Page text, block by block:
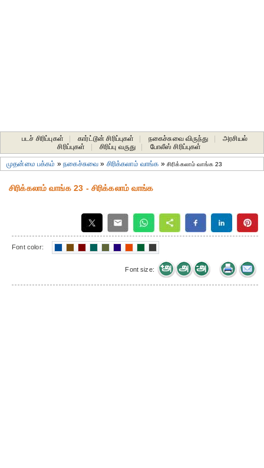
படச் சிரிப்புகள் கார்ட்டூன் சிரிப்புகள் நகைச்சுவை விருந்து
அரசியல்
சிரிப்புகள்
சிரிப்பு வருது போலீஸ் சிரிப்புகள்
முதன்மை பக்கம் »நகைச்சுவை » சிரிக்கலாம் வாங்க » சிரிக்கலாம் வாங்க 23
சிரிக்கலாம் வாங்க 23 - சிரிக்கலாம் வாங்க
Font color:
Font size: